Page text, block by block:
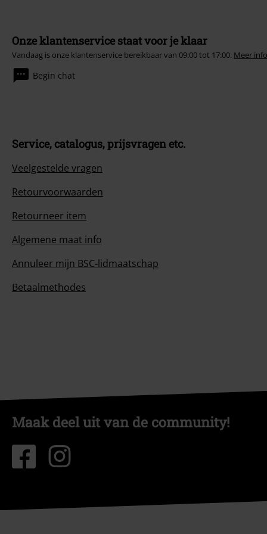
Onze klantenservice staat voor je klaar
Vandaag is onze klantenservice bereikbaar van 09:00 tot 17:00. Meer
Begin chat
Service, catalogus, prijsvragen etc.
Veelgestelde vragen
Retourvoorwaarden
Retourneer item
Algemene maat info
Annuleer mijn BSC-lidmaatschap
Betaalmethodes
Maak deel uit van de community!